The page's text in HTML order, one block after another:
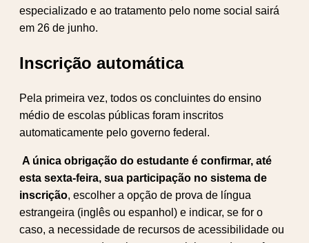
especializado e ao tratamento pelo nome social sairá
em 26 de junho.
Inscrição automática
Pela primeira vez, todos os concluintes do ensino
médio de escolas públicas foram inscritos
automaticamente pelo governo federal.
A única obrigação do estudante é confirmar, até
esta sexta-feira, sua participação no sistema de
inscrição, escolher a opção de prova de língua
estrangeira (inglês ou espanhol) e indicar, se for o
caso, a necessidade de recursos de acessibilidade ou